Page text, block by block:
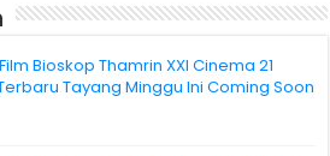
Bioskop Thamrin XXI Cinema 21
Tayang Minggu Ini Coming Soon